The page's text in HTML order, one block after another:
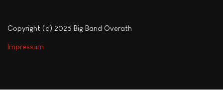
Copyright (c) 2025 Big Band Overath
Impressum